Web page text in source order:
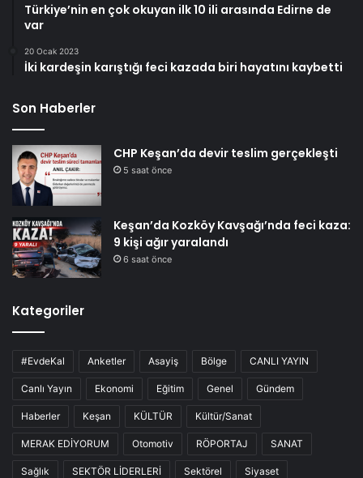
Türkiye’nin en çok okuyan ilk 10 ili arasında Edirne de
var
20 Ocak 2023
İki kardeşin karıştığı feci kazada biri hayatını kaybetti
Son Haberler
CHP Keşan’da devir teslim gerçekleşti
5 saat önce
Keşan’da Kozköy Kavşağı’nda feci kaza:
9 kişi ağır yaralandı
6 saat önce
Kategoriler
#EvdeKal Anketler Asayiş Bölge CANLI YAYIN
Canlı Yayın Ekonomi Eğitim Genel Gündem
Haberler Keşan KÜLTÜR Kültür/Sanat
MERAK EDİYORUM Otomotiv RÖPORTAJ SANAT
Sağlık SEKTÖR LİDERLERİ Sektörel Siyaset